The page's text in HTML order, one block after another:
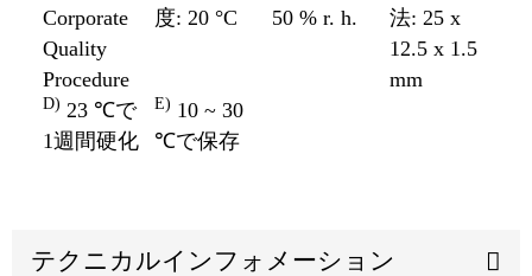
Corporate
Quality
Procedure
度: 20 °C
50 % r. h.
法: 25 x
12.5 x 1.5
mm
D) 23 ℃で
1週間硬化
E) 10 ~ 30
℃で保存
テクニカルインフォメーション